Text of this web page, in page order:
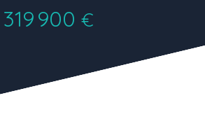
319 900 €